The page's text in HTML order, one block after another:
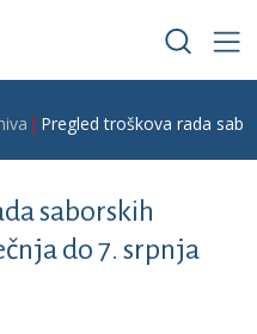
Pregled troškova rada
saborskih
do 7. srpnja